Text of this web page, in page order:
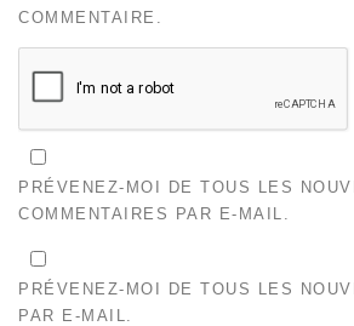
COMMENTAIRE.
PRÉVENEZ-MOI DE TOUS LES
COMMENTAIRES PAR E-MAIL.
PRÉVENEZ-MOI DE TOUS LES
PAR E-MAIL.